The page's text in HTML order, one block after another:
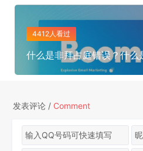
4412人看过
什么是非拜占庭错误？什么
发表评论 / Comment